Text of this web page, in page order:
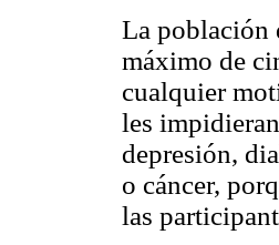
La población
máximo de
cualquier
les
depresión,
o cáncer,
las